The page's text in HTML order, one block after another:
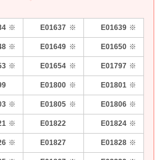
※ E01637 ※ E01639 ※
※ E01649 ※ E01650 ※
※ E01654 ※ E01797 ※
E01800 ※ E01801 ※
※ E01805 ※ E01806 ※
※ E01822 E01824 ※
※ E01827 E01828 ※